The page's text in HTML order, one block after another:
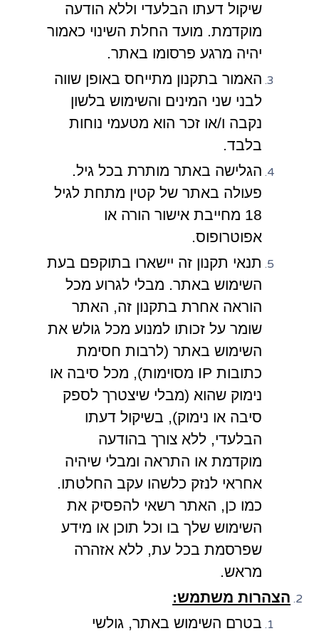
שיקול דעתו הבלעדי וללא הודעה
מוקדמת. מועד החלת השינוי כאמור
יהיה מרגע פרסומו באתר.
האמור בתקנון מתייחס באופן שווה
לבני שני המינים והשימוש בלשון
נקבה ו/או זכר הוא מטעמי נוחות
בלבד.
הגלישה באתר מותרת בכל גיל.
פעולה באתר של קטין מתחת לגיל
18 מחייבת אישור הורה או
אפוטרופוס.
תנאי תקנון זה יישארו בתוקפם בעת
השימוש באתר. מבלי לגרוע מכל
הוראה אחרת בתקנון זה, האתר
שומר על זכותו למנוע מכל גולש את
השימוש באתר (לרבות חסימת
כתובות IP מסוימות), מכל סיבה או
נימוק שהוא (מבלי שיצטרך לספק
סיבה או נימוק), בשיקול דעתו
הבלעדי, ללא צורך בהודעה
מוקדמת או התראה ומבלי שיהיה
אחראי לנזק כלשהו עקב החלטתו.
כמו כן, האתר רשאי להפסיק את
השימוש שלך בו וכל תוכן או מידע
שפרסמת בכל עת, ללא אזהרה
מראש.
הצהרות משתמש:
בטרם השימוש באתר, גולשי